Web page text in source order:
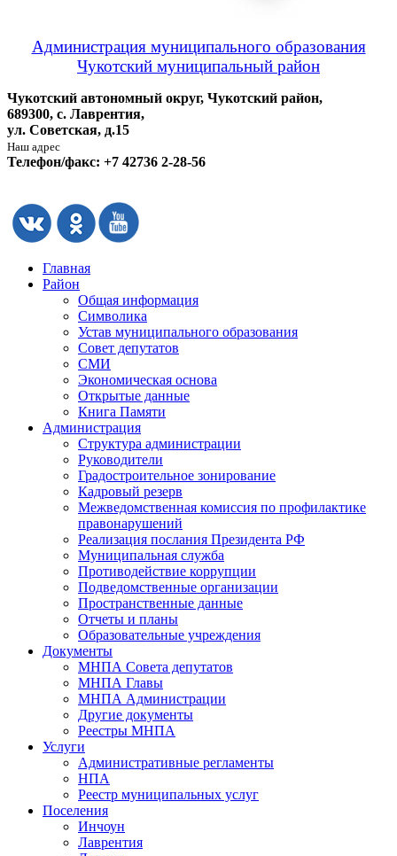
Администрация муниципального образования
Чукотский муниципальный район
Чукотский автономный округ, Чукотский район,
689300, с. Лаврентия,
ул. Советская, д.15
Наш адрес
Телефон/факс: +7 42736 2-28-56
Главная
Район
Общая информация
Символика
Устав муниципального образования
Совет депутатов
СМИ
Экономическая основа
Открытые данные
Книга Памяти
Администрация
Структура администрации
Руководители
Градостроительное зонирование
Кадровый резерв
Межведомственная комиссия по профилактике
правонарушений
Реализация послания Президента РФ
Муниципальная служба
Противодействие коррупции
Подведомственные организации
Пространственные данные
Отчеты и планы
Образовательные учреждения
Документы
МНПА Совета депутатов
МНПА Главы
МНПА Администрации
Другие документы
Реестры МНПА
Услуги
Административные регламенты
НПА
Реестр муниципальных услуг
Поселения
Инчоун
Лаврентия